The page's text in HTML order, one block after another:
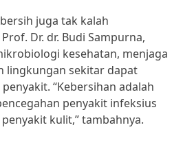
juga tak kalah
Dr. dr. Budi Sampurna,
kesehatan, menjaga
lingkungan sekitar dapat
“Kebersihan adalah
penyakit infeksius
kulit,” tambahnya.